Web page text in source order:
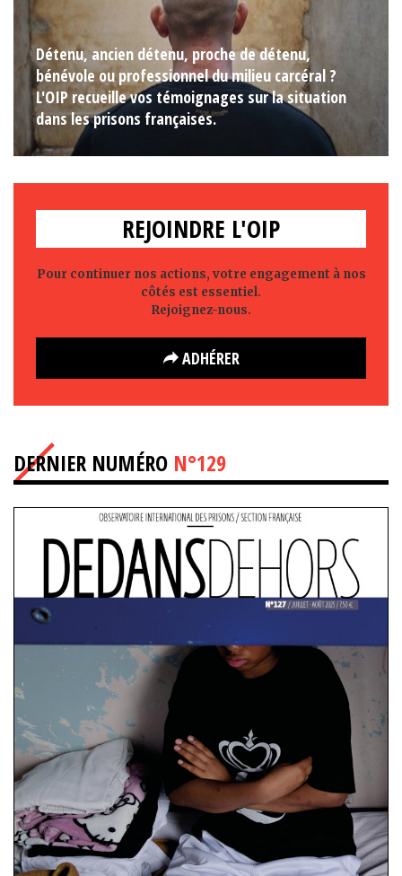
Détenu, ancien détenu, proche de détenu,
bénévole ou professionnel du milieu carcéral ?
L'OIP recueille vos témoignages sur la situation
dans les prisons françaises.
REJOINDRE L'OIP
Pour continuer nos actions, votre engagement à nos
côtés est essentiel.
Rejoignez-nous.
ADHÉRER
DERNIER NUMÉRO N°129